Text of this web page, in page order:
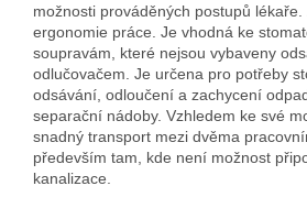
možnosti prováděných postupů lékaře.
ergonomie práce. Je vhodná ke
soupravám, které nejsou vybaveny
odlučovačem. Je určena pro potřeby
odsávání, odloučení a zachycení
separační nádoby. Vzhledem ke své
snadný transport mezi dvěma
především tam, kde není možnost
kanalizace.